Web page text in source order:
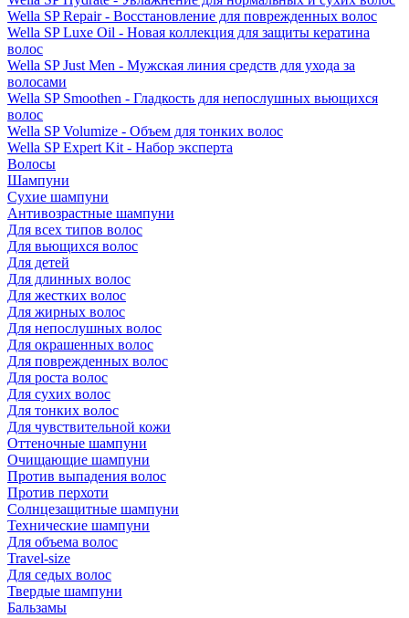
Wella SP Repair - Восстановление для поврежденных волос
Wella SP Luxe Oil - Новая коллекция для защиты кератина
волос
Wella SP Just Men - Мужская линия средств для ухода за
волосами
Wella SP Smoothen - Гладкость для непослушных вьющихся
волос
Wella SP Volumize - Объем для тонких волос
Wella SP Expert Kit - Набор эксперта
Волосы
Шампуни
Сухие шампуни
Антивозрастные шампуни
Для всех типов волос
Для вьющихся волос
Для детей
Для длинных волос
Для жестких волос
Для жирных волос
Для непослушных волос
Для окрашенных волос
Для поврежденных волос
Для роста волос
Для сухих волос
Для тонких волос
Для чувствительной кожи
Оттеночные шампуни
Очищающие шампуни
Против выпадения волос
Против перхоти
Солнцезащитные шампуни
Технические шампуни
Для объема волос
Travel-size
Для седых волос
Твердые шампуни
Бальзамы